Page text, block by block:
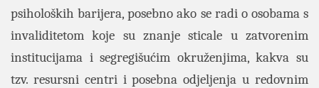
psiholoških barijera, posebno ako se radi o osobama s
invaliditetom koje su znanje sticale u zatvorenim
institucijama i segregišućim okruženjima, kakva su
tzv. resursni centri i posebna odjeljenja u redovnim